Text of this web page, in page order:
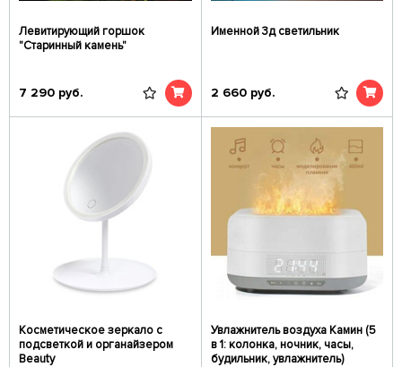
Левитирующий горшок
"Старинный камень"
7 290 руб.
Именной 3д светильник
2 660 руб.
Косметическое зеркало с
подсветкой и органайзером
Beauty
Увлажнитель воздуха Камин (5
в 1: колонка, ночник, часы,
будильник, увлажнитель)